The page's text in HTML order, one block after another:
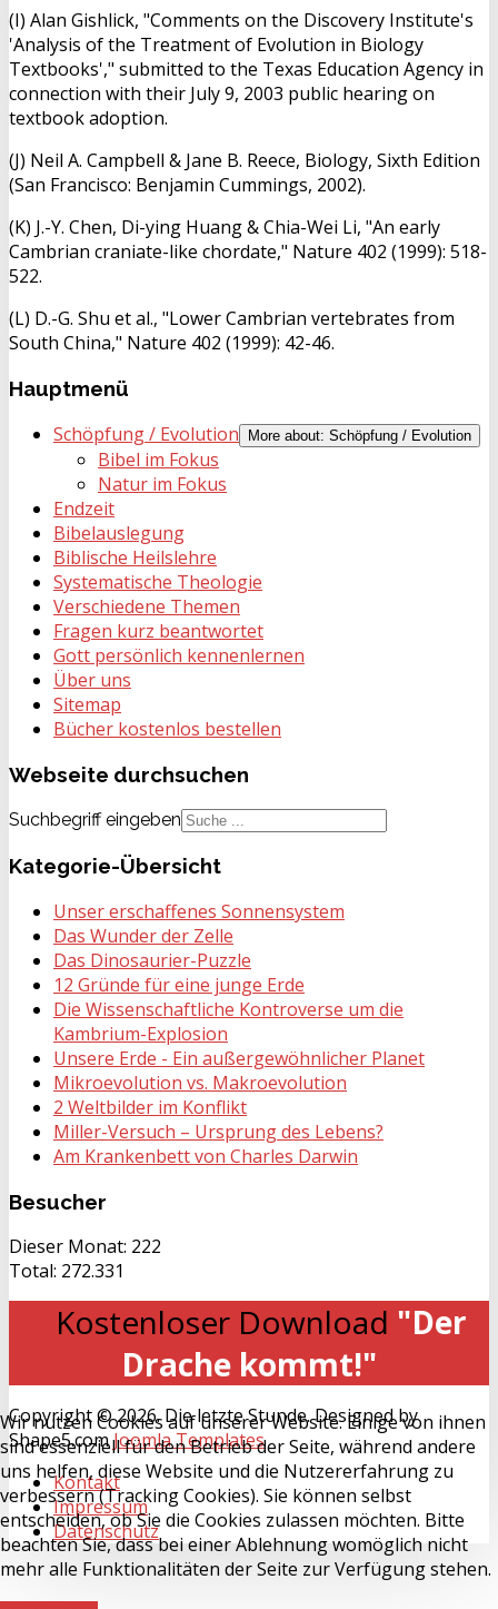
(I) Alan Gishlick, "Comments on the Discovery Institute's
'Analysis of the Treatment of Evolution in Biology
Textbooks'," submitted to the Texas Education Agency in
connection with their July 9, 2003 public hearing on
textbook adoption.
(J) Neil A. Campbell & Jane B. Reece, Biology, Sixth Edition
(San Francisco: Benjamin Cummings, 2002).
(K) J.-Y. Chen, Di-ying Huang & Chia-Wei Li, "An early
Cambrian craniate-like chordate," Nature 402 (1999): 518-
522.
(L) D.-G. Shu et al., "Lower Cambrian vertebrates from
South China," Nature 402 (1999): 42-46.
Hauptmenü
Schöpfung / Evolution
More about: Schöpfung / Evolution
Bibel im Fokus
Natur im Fokus
Endzeit
Bibelauslegung
Biblische Heilslehre
Systematische Theologie
Verschiedene Themen
Fragen kurz beantwortet
Gott persönlich kennenlernen
Über uns
Sitemap
Bücher kostenlos bestellen
Webseite durchsuchen
Suchbegriff eingeben
Kategorie-Übersicht
Unser erschaffenes Sonnensystem
Das Wunder der Zelle
Das Dinosaurier-Puzzle
12 Gründe für eine junge Erde
Die Wissenschaftliche Kontroverse um die
Kambrium-Explosion
Unsere Erde - Ein außergewöhnlicher Planet
Mikroevolution vs. Makroevolution
2 Weltbilder im Konflikt
Miller-Versuch – Ursprung des Lebens?
Am Krankenbett von Charles Darwin
Besucher
Dieser Monat: 222
Total: 272.331
Kostenloser Download "Der
Drache kommt!"
Copyright © 2026. Die letzte Stunde. Designed by
Shape5.comJoomla Templates
Kontakt
Impressum
Datenschutz
Wir nutzen Cookies auf unserer Website. Einige von ihnen
sind essenziell für den Betrieb der Seite, während andere
uns helfen, diese Website und die Nutzererfahrung zu
verbessern (Tracking Cookies). Sie können selbst
entscheiden, ob Sie die Cookies zulassen möchten. Bitte
beachten Sie, dass bei einer Ablehnung womöglich nicht
mehr alle Funktionalitäten der Seite zur Verfügung stehen.